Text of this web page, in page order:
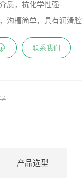
质，抗化学性强
沟槽简单，具有润滑腔
联系我们
产品选型